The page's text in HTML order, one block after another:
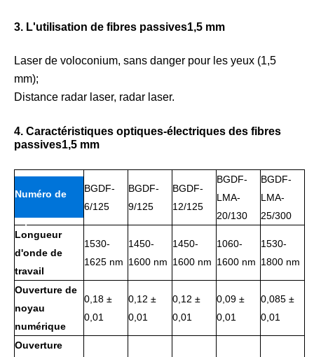
3. L'utilisation de fibres passives1,5 mm
Laser de voloconium, sans danger pour les yeux (1,5
mm);
Distance radar laser, radar laser.
4. Caractéristiques optiques-électriques des fibres
passives1,5 mm
Numéro de
pièce:
BGDF-
6/125
BGDF-
9/125
BGDF-
12/125
BGDF-
LMA-
20/130
BGDF-
LMA-
25/300
Longueur
d'onde de
travail
1530-
1625 nm
1450-
1600 nm
1450-
1600 nm
1060-
1600 nm
1530-
1800 nm
Ouverture de
noyau
numérique
0,18 ±
0,01
0,12 ±
0,01
0,12 ±
0,01
0,09 ±
0,01
0,085 ±
0,01
Ouverture